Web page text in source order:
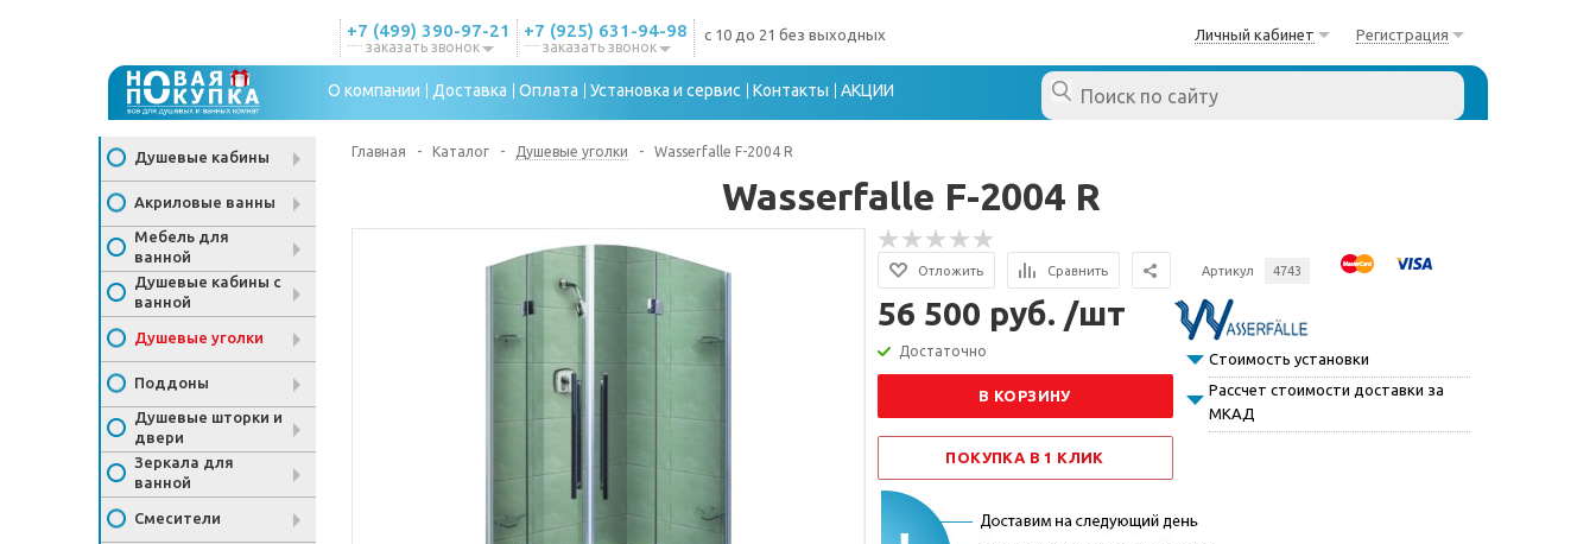
+7 (499) 390-97-21
заказать звонок
+7 (925) 631-94-98
заказать звонок
с 10 до 21 без выходных Личный кабинет Регистрация
О компании Доставка Оплата Установка и сервис Контакты АКЦИИ
Душевые кабины
Акриловые ванны
Мебель для
ванной
Душевые кабины с
ванной
Душевые уголки
Поддоны
Душевые шторки и
двери
Зеркала для
ванной
Смесители
Главная - Каталог - Душевые уголки - Wasserfalle F-2004 R
Wasserfalle F-2004 R
Отложить Сравнить Артикул 4743
56 500 руб. /шт
Достаточно
В КОРЗИНУ
ПОКУПКА В 1 КЛИК
Стоимость установки
Рассчет стоимости доставки за
МКАД